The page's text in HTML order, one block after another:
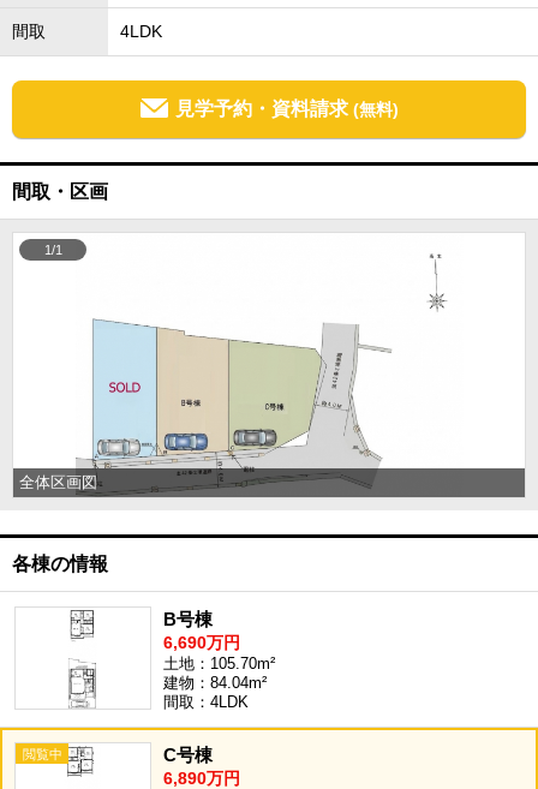
間取 4LDK
見学予約・資料請求 (無料)
間取・区画
全体区画図
1/1
各棟の情報
B号棟
6,690万円
土地：105.70m²
建物：84.04m²
間取：4LDK
C号棟
6,890万円